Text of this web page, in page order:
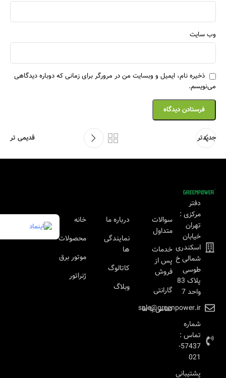
وب‌ سایت
ذخیره نام، ایمیل و وبسایت من در مرورگر برای زمانی که دوباره دیدگاهی
می‌نویسم.
جدیدتر قدیمی تر
دفتر
مرکزی :
تهران
خیابان
اسکندری
شمالی خ
طوسی
پلاک 83
واحد 7
sale@greenpower.ir
شماره
تماس :
57437-
021
پشتیبانی
سوالات
متداول
خدمات
پس از
فروش
گارانتی
تماس با ما
درباره ما
نمایندگی
ها
کاتالوگ
وبلاگ
خانه
محصولات
موتور برق
ژنراتور